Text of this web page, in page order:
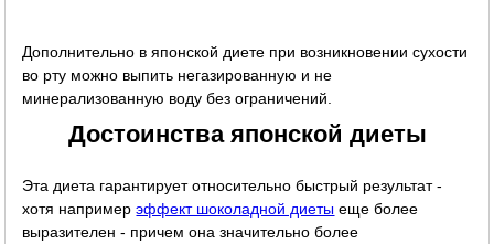
Дополнительно в японской диете при возникновении сухости
во рту можно выпить негазированную и не
минерализованную воду без ограничений.
Достоинства японской диеты
Эта диета гарантирует относительно быстрый результат -
хотя напримерэффект шоколадной диеты еще более
выразителен - причем она значительно более